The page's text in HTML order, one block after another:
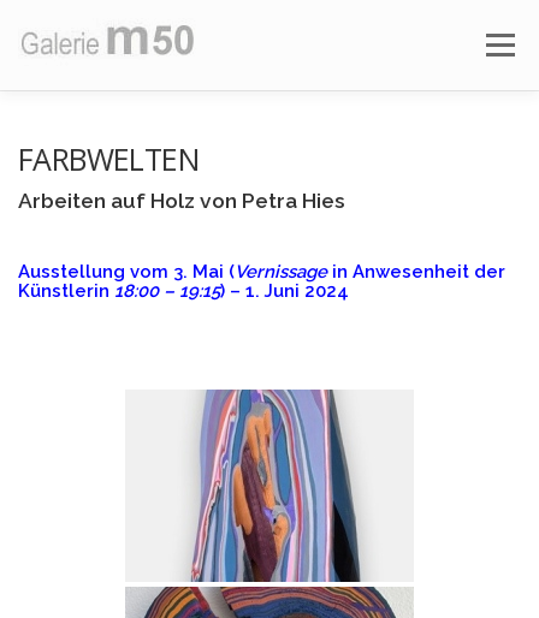
Inhalt
springen
Menü
FARBWELTEN
Arbeiten auf Holz von Petra Hies
Ausstellung vom 3. Mai (Vernissagein Anwesenheit der
Künstlerin 18:00 – 19:15) – 1. Juni 2024